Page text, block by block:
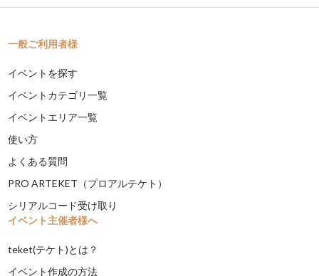
一般ご利用者様
イベントを探す
イベントカテゴリ一覧
イベントエリア一覧
使い方
よくある質問
PRO ARTEKET（プロアルテケト）
シリアルコード受け取り
イベント主催者様へ
teket(テケト)とは？
イベント作成の方法